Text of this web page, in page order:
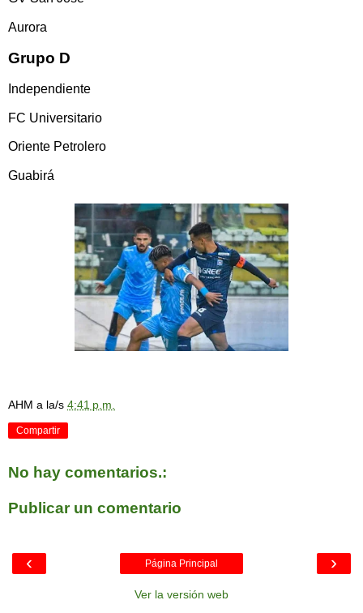
Aurora
Grupo D
Independiente
FC Universitario
Oriente Petrolero
Guabirá
AHM a la/s 4:41 p.m.
Compartir
No hay comentarios.:
Publicar un comentario
‹ ›
Página Principal
Ver la versión web